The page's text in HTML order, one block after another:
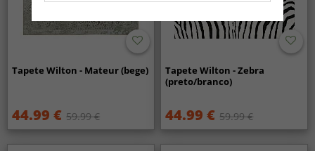
Tapete Wilton - Mateur (bege)
44.99 € 59.99 €
Tapete Wilton - Zebra
(preto/branco)
44.99 € 59.99 €